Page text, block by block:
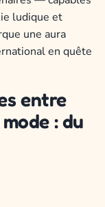
ludique et
une aura
en quête
entre
: du